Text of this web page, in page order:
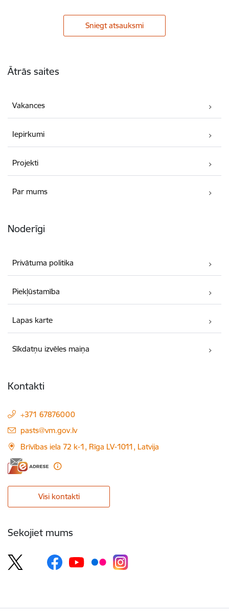
Sniegt atsauksmi
Ātrās saites
Vakances
Iepirkumi
Projekti
Par mums
Noderīgi
Privātuma politika
Piekļūstamība
Lapas karte
Sīkdatņu izvēles maiņa
Kontakti
+371 67876000
E-pasts:
pasts@vm.gov.lv
Brīvības iela 72 k-1, Rīga LV-1011, Latvija
Visi kontakti
Sekojiet mums